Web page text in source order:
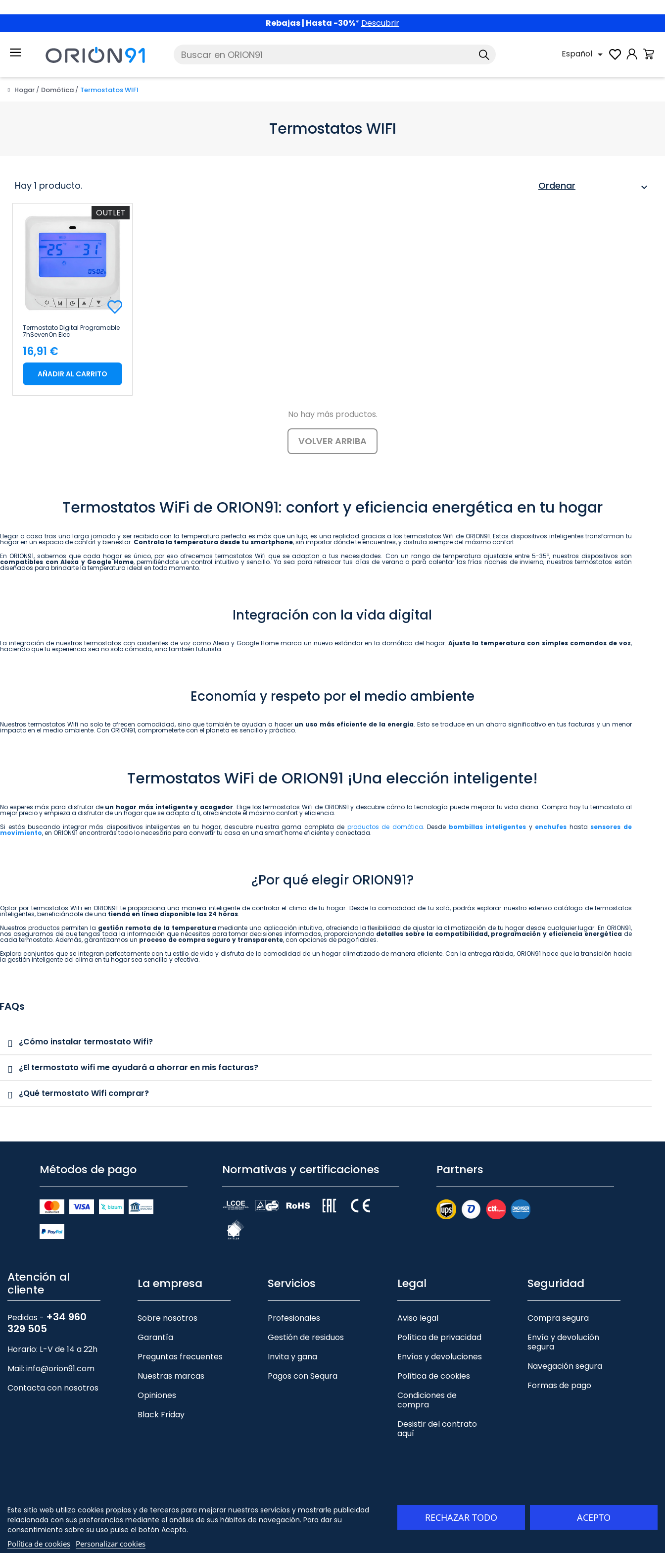
Rebajas | Hasta -30%*Descubrir
Español 
Hogar Domótica Termostatos WIFI
Termostatos WIFI
Hay 1 producto. Ordenar expand_more
OUTLET
Termostato Digital Programable
7hSevenOn Elec
Precio
16,91 €
AÑADIR AL CARRITO
No hay más productos.
VOLVER ARRIBA
Termostatos WiFi de ORION91: confort y eficiencia energética en tu hogar
Llegar a casa tras una larga jornada y ser recibido con la temperatura perfecta es más que un lujo, es una realidad gracias a los termostatos Wifi de ORION91. Estos dispositivos inteligentes transforman tu
hogar en un espacio de confort y bienestar. Controla la temperatura desde tu smartphone, sin importar dónde te encuentres, y disfruta siempre del máximo confort.
En ORION91, sabemos que cada hogar es único, por eso ofrecemos termostatos Wifi que se adaptan a tus necesidades. Con un rango de temperatura ajustable entre 5-35º, nuestros dispositivos son
compatibles con Alexa y Google Home, permitiéndote un control intuitivo y sencillo. Ya sea para refrescar tus días de verano o para calentar las frías noches de invierno, nuestros termostatos están
diseñados para brindarte la temperatura ideal en todo momento.
Integración con la vida digital
La integración de nuestros termostatos con asistentes de voz como Alexa y Google Home marca un nuevo estándar en la domótica del hogar. Ajusta la temperatura con simples comandos de voz,
haciendo que tu experiencia sea no solo cómoda, sino también futurista.
Economía y respeto por el medio ambiente
Nuestros termostatos Wifi no solo te ofrecen comodidad, sino que también te ayudan a hacer un uso más eficiente de la energía. Esto se traduce en un ahorro significativo en tus facturas y un menor
impacto en el medio ambiente. Con ORION91, comprometerte con el planeta es sencillo y práctico.
Termostatos WiFi de ORION91 ¡Una elección inteligente!
No esperes más para disfrutar de un hogar más inteligente y acogedor. Elige los termostatos Wifi de ORION91 y descubre cómo la tecnología puede mejorar tu vida diaria. Compra hoy tu termostato al
mejor precio y empieza a disfrutar de un hogar que se adapta a ti, ofreciéndote el máximo confort y eficiencia.
Si estás buscando integrar más dispositivos inteligentes en tu hogar, descubre nuestra gama completa de productos de domótica. Desde bombillas inteligentes y enchufes hasta sensores de
movimiento, en ORION91 encontrarás todo lo necesario para convertir tu casa en una smart home eficiente y conectada.
¿Por qué elegir ORION91?
Optar por termostatos WiFi en ORION91 te proporciona una manera inteligente de controlar el clima de tu hogar. Desde la comodidad de tu sofá, podrás explorar nuestro extenso catálogo de termostatos
inteligentes, beneficiándote de una tienda en línea disponible las 24 horas.
Nuestros productos permiten la gestión remota de la temperatura mediante una aplicación intuitiva, ofreciendo la flexibilidad de ajustar la climatización de tu hogar desde cualquier lugar. En ORION91,
nos aseguramos de que tengas toda la información que necesitas para tomar decisiones informadas, proporcionando detalles sobre la compatibilidad, programación y eficiencia energética de
cada termostato. Además, garantizamos un proceso de compra seguro y transparente, con opciones de pago fiables.
Explora conjuntos que se integran perfectamente con tu estilo de vida y disfruta de la comodidad de un hogar climatizado de manera eficiente. Con la entrega rápida, ORION91 hace que la transición hacia
la gestión inteligente del clima en tu hogar sea sencilla y efectiva.
¿Cómo instalar termostato Wifi?
¿El termostato wifi me ayudará a ahorrar en mis facturas?
¿Qué termostato Wifi comprar?
Métodos de pago Normativas y certificaciones Partners
Atención al
cliente
Pedidos - +34 960
329 505
Horario: L-V de 14 a 22h
Mail: info@orion91.com
Contacta con nosotros
La empresa
Sobre nosotros
Garantía
Preguntas frecuentes
Nuestras marcas
Opiniones
Black Friday
Servicios
Profesionales
Gestión de residuos
Invita y gana
Pagos con Sequra
Legal
Aviso legal
Política de privacidad
Envíos y devoluciones
Política de cookies
Condiciones de
compra
Desistir del contrato
aquí
Seguridad
Compra segura
Envío y devolución
segura
Navegación segura
Formas de pago
Este sitio web utiliza cookies propias y de terceros para mejorar nuestros servicios y mostrarle publicidad
relacionada con sus preferencias mediante el análisis de sus hábitos de navegación. Para dar su
consentimiento sobre su uso pulse el botón Acepto.
Política de cookies Personalizar cookies
RECHAZAR TODO ACEPTO
Síguenos
en
© Copyright - ORION91 - CIF B10982650- Todos los
derechos reservados